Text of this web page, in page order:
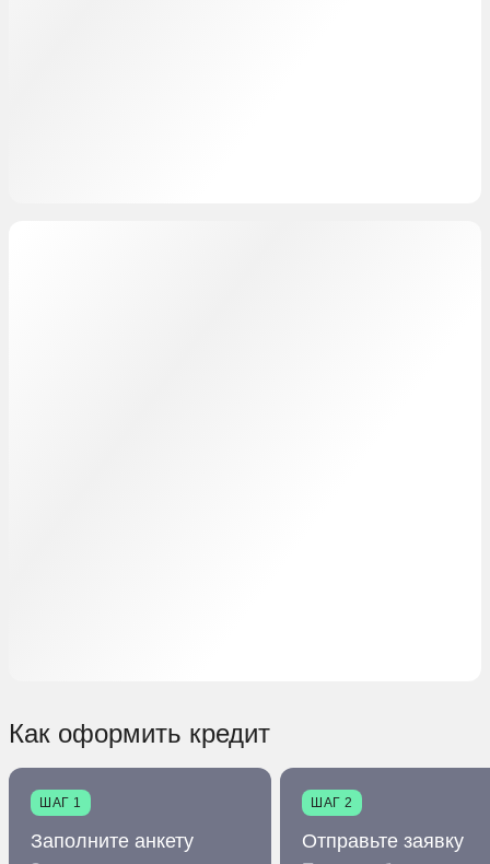
Как оформить кредит
ШАГ 1
Заполните анкету
ШАГ 2
Отправьте заявку